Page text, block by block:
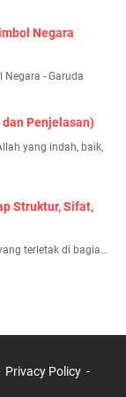
Negara
- Garuda
Penjelasan)
yang indah, baik,
Struktur, Sifat,
terletak di bagia…
Privacy Policy